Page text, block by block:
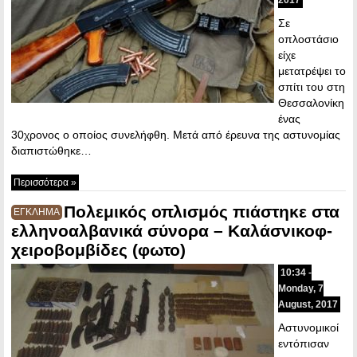
Σε
οπλοστάσιο
είχε
μετατρέψει το
σπίτι του στη
Θεσσαλονίκη
ένας
30χρονος ο οποίος συνελήφθη. Μετά από έρευνα της αστυνομίας
διαπιστώθηκε…
Περισσότερα »
ΕΓΚΛΗΜΑ Πολεμικός οπλισμός πιάστηκε στα
ελληνοαλβανικά σύνορα – Καλάσνικοφ-
χειροβομβίδες (φωτο)
10:34 -
Monday, 7
August, 2017
Αστυνομικοί
εντόπισαν